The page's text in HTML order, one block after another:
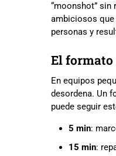
“moonshot” sin
ambiciosos que
personas y
El formato
En equipos
desordena. Un
puede seguir
5 min:
15 min: